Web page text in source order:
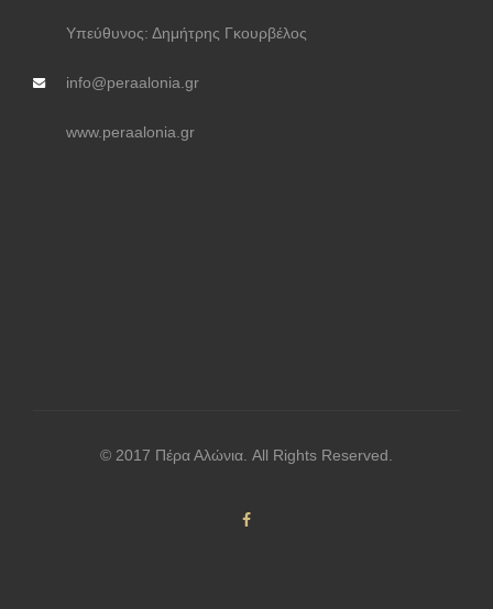
Υπεύθυνος: Δημήτρης Γκουρβέλος
info@peraalonia.gr
www.peraalonia.gr
© 2017 Πέρα Αλώνια. All Rights Reserved.